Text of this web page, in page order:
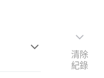
清除
紀錄